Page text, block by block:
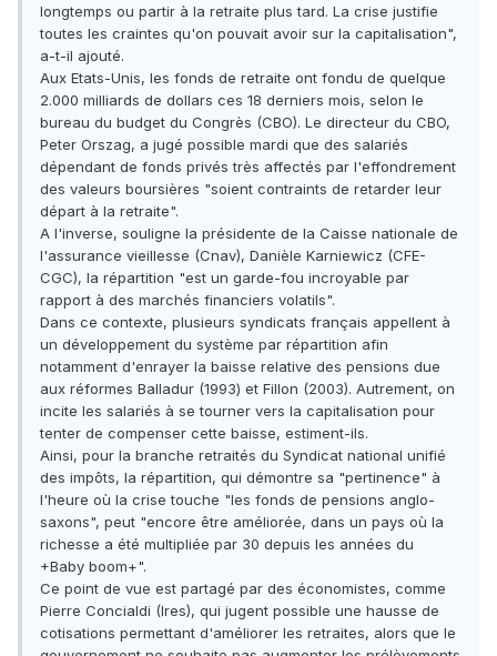
longtemps ou partir à la retraite plus tard. La crise justifie
toutes les craintes qu'on pouvait avoir sur la capitalisation",
a-t-il ajouté.
Aux Etats-Unis, les fonds de retraite ont fondu de quelque
2.000 milliards de dollars ces 18 derniers mois, selon le
bureau du budget du Congrès (CBO). Le directeur du CBO,
Peter Orszag, a jugé possible mardi que des salariés
dépendant de fonds privés très affectés par l'effondrement
des valeurs boursières "soient contraints de retarder leur
départ à la retraite".
A l'inverse, souligne la présidente de la Caisse nationale de
l'assurance vieillesse (Cnav), Danièle Karniewicz (CFE-
CGC), la répartition "est un garde-fou incroyable par
rapport à des marchés financiers volatils".
Dans ce contexte, plusieurs syndicats français appellent à
un développement du système par répartition afin
notamment d'enrayer la baisse relative des pensions due
aux réformes Balladur (1993) et Fillon (2003). Autrement, on
incite les salariés à se tourner vers la capitalisation pour
tenter de compenser cette baisse, estiment-ils.
Ainsi, pour la branche retraités du Syndicat national unifié
des impôts, la répartition, qui démontre sa "pertinence" à
l'heure où la crise touche "les fonds de pensions anglo-
saxons", peut "encore être améliorée, dans un pays où la
richesse a été multipliée par 30 depuis les années du
+Baby boom+".
Ce point de vue est partagé par des économistes, comme
Pierre Concialdi (Ires), qui jugent possible une hausse de
cotisations permettant d'améliorer les retraites, alors que le